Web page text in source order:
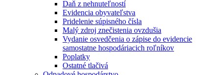
Daň z nehnuteľností
Evidencia obyvateľstva
Pridelenie súpisného čísla
Malý zdroj znečistenia ovzdušia
Vydanie osvedčenia o zápise do evidencie
samostatne hospodáriacich roľníkov
Poplatky
Ostatné tlačivá